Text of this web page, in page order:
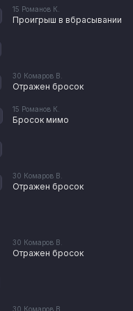
15 Романов К.
Проигрыш в вбрасывании
30 Комаров В.
Отражен бросок
15 Романов К.
Бросок мимо
30 Комаров В.
Отражен бросок
30 Комаров В.
Отражен бросок
30 Комаров В.